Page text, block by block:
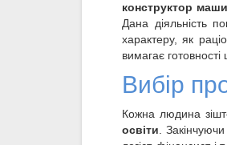
конструктор
Дана діяльність
характеру, як
вимагає
Вибір
Кожна людина
освіти .